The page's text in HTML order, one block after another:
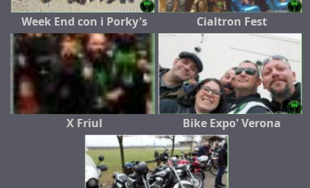
Week End con i Porky's Cialtron Fest
X Friul Bike Expo' Verona